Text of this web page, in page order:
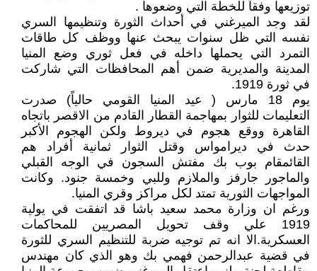
توزيعها وفقاً للخطة التي وضعوها .
لقد وجد الميرغني في أحداث الثورة وتنظيمها السري
نفسه التي ظل سنوات يبحث عنها ووظف كل طاقات
التمرد التي يحملها داخله في فعل ثوري وضع المنيا
المدينة والمديرية ضمن أهم المحافظات التي شاركت
في ثورة 1919.
يوم 18 مارس ( عيد المنيا القومي حالياً) صدرت
التعليمات للثوار بمهاجمة القطار القادم من الاقصر باتجاه
القاهرة ووقع هجوم في ديروط ولكن الهجوم الأكبر
حدث في ديرامواس وقتل الثوار ثمانية أفراد هم
القائمقام بوب بك مفتش السجون في الوجه القبلي
والماجور جارفز والملازم وللبي وخمسة جنود. وكانت
المواجهات الثورية تمتد لكل مراكز وقري المنيا.
ورغم ان وزارة محمد سعيد باشا قد اتفقت في يولية
1919 علي وقف تحويل المصريين للمحاكمات
العسكرية.الا انه تم توجيه ضربة للتنظيم السري للثورة
في قضية عبدالرحمن فهمي بك وهو الذي كان مهندس